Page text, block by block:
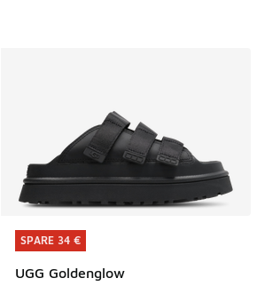
SPARE 34 €
UGG Goldenglow
SPARE 34 €